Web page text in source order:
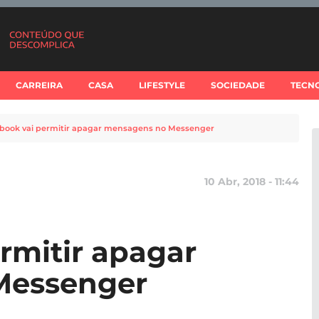
CARREIRA CASA LIFESTYLE SOCIEDADE
vai permitir apagar mensagens no Messenger
10 Abr, 2018 - 11:44
apagar